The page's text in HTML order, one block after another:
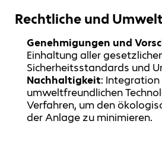
Rechtliche und
Genehmigungen und
Einhaltung aller
Sicherheitsstandards und
Nachhaltigkeit: Integration
umweltfreundlichen
Verfahren, um den
der Anlage zu minimieren.